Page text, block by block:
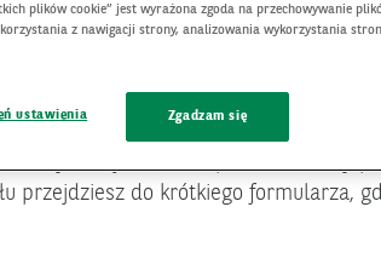
z bankowości mobilnej i
przejdziesz do krótkiego formularza,
plików cookie” jest wyrażona zgoda na przechowywanie
z nawigacji strony, analizowania wykorzystania
ustawienia Zgadzam się